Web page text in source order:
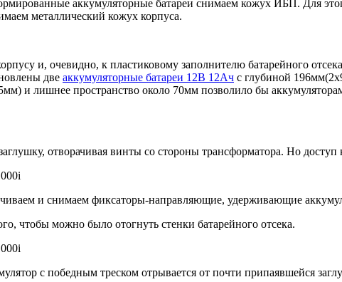
аккумуляторные батареи снимаем кожух ИБП. Для
металлический кожух корпуса.
и, очевидно, к пластиковому заполнителю батарейного
две аккумуляторные батареи 12В 12Ач с глубиной
и лишнее пространство около 70мм позволило бы
отворачивая винты со стороны трансформатора. Но
и снимаем фиксаторы-направляющие, удерживающие
чтобы можно было отогнуть стенки батарейного отсека.
с победным треском отрывается от почти припаявшейся